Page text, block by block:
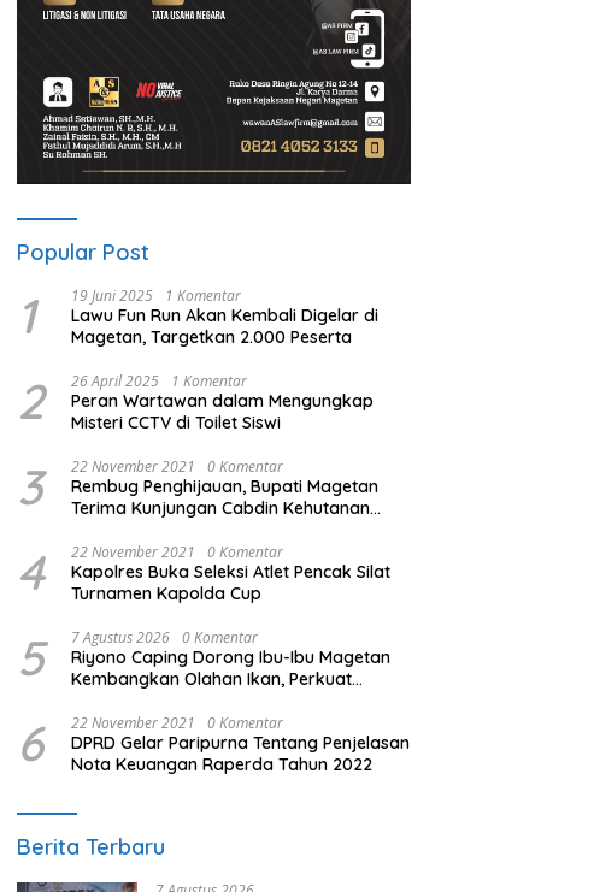
Popular Post
1 19 Juni 2025 1 Komentar
Lawu Fun Run Akan Kembali Digelar di
Magetan, Targetkan 2.000 Peserta
2 26 April 2025 1 Komentar
Peran Wartawan dalam Mengungkap
Misteri CCTV di Toilet Siswi
3 22 November 2021 0 Komentar
Rembug Penghijauan, Bupati Magetan
Terima Kunjungan Cabdin Kehutanan
4 22 November 2021 0 Komentar
Kapolres Buka Seleksi Atlet Pencak Silat
Turnamen Kapolda Cup
5 7 Agustus 2026 0 Komentar
Riyono Caping Dorong Ibu-Ibu Magetan
Kembangkan Olahan Ikan, Perkuat
6 22 November 2021 0 Komentar
DPRD Gelar Paripurna Tentang Penjelasan
Nota Keuangan Raperda Tahun 2022
Berita Terbaru